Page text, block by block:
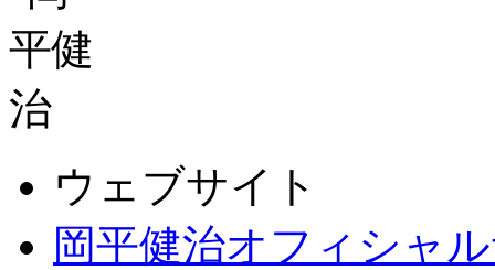
ウェブサイト
岡平健治オフィシャ